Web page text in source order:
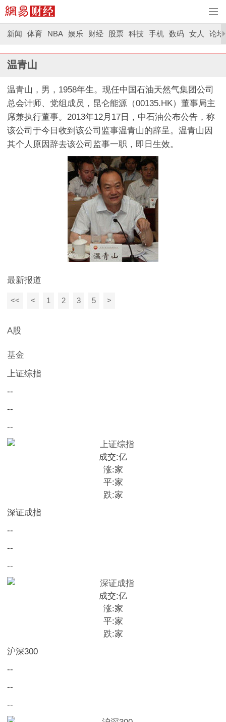
新闻 体育 NBA 娱乐 财经 股票 科技 手机 数码 女人 论坛
温青山
温青山，男，1958年生。现任中国石油天然气集团公司
总会计师、党组成员，昆仑能源（00135.HK）董事局主
席兼执行董事。2013年12月17日，中石油公布公告，称
该公司于今日收到该公司监事温青山的辞呈。温青山因
其个人原因辞去该公司监事一职，即日生效。
最新报道
<< < 1 2 3 5 >
A股
基金
上证综指
--
--
--
成交:亿
涨:家
平:家
跌:家
深证成指
--
--
--
成交:亿
涨:家
平:家
跌:家
沪深300
--
--
--